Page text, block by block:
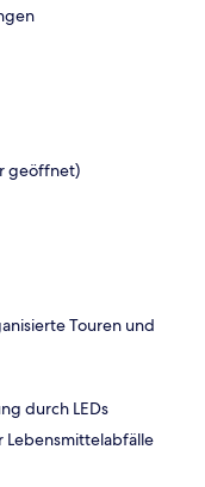
geöffnet)
Touren und
durch LEDs
Lebensmittelabfälle